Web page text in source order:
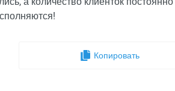
Копировать